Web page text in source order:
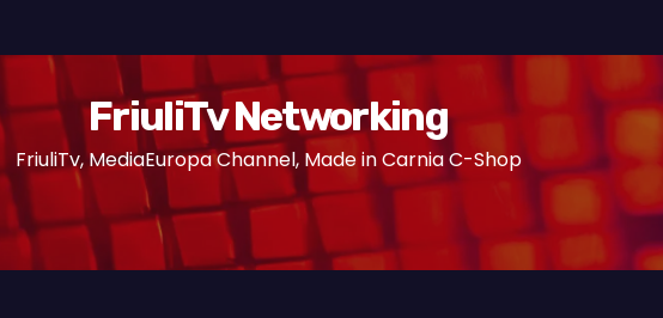
FriuliTv Networking
FriuliTv, MediaEuropa Channel, Made in Carnia C-Shop